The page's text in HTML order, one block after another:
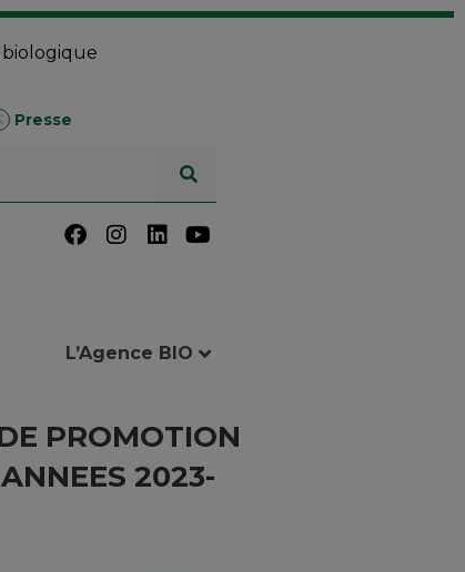
Presse
L’Agence BIO
PROMOTION
2023-